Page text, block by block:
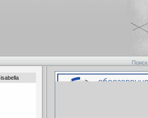
Поиск
isabella